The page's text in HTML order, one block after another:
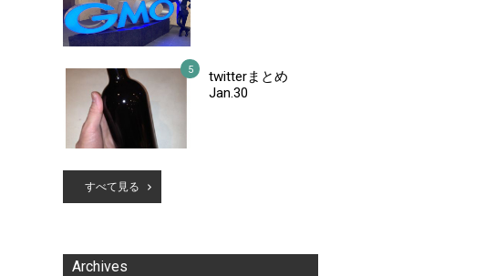
twitterまとめ
Jan.30
すべて見る
Archives